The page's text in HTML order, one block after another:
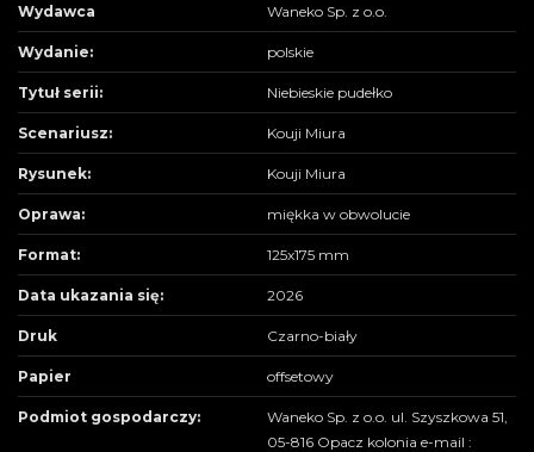
Wydawca Waneko Sp. z o.o.
Wydanie: polskie
Tytuł serii: Niebieskie pudełko
Scenariusz: Kouji Miura
Rysunek: Kouji Miura
Oprawa: miękka w obwolucie
Format: 125x175 mm
Data ukazania się: 2026
Druk Czarno-biały
Papier offsetowy
Podmiot gospodarczy:
Waneko Sp. z o.o. ul. Szyszkowa 51,
05-816 Opacz kolonia e-mail :